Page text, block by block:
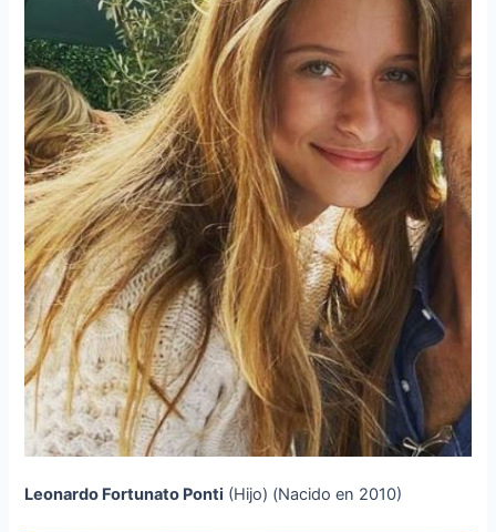
Leonardo Fortunato Ponti (Hijo) (Nacido en 2010)